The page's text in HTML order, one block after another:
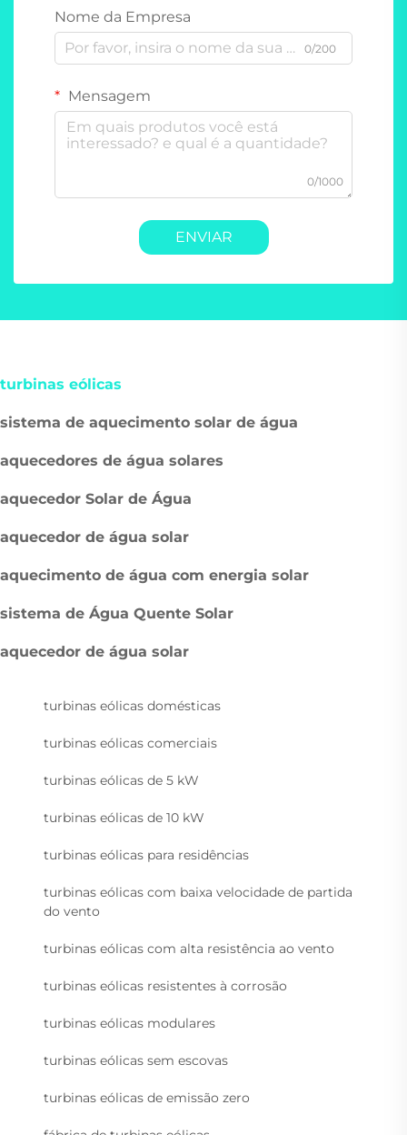
Nome da Empresa
0/200
Mensagem
0/1000
ENVIAR
turbinas eólicas
sistema de aquecimento solar de água
aquecedores de água solares
aquecedor Solar de Água
aquecedor de água solar
aquecimento de água com energia solar
sistema de Água Quente Solar
aquecedor de água solar
turbinas eólicas domésticas
turbinas eólicas comerciais
turbinas eólicas de 5 kW
turbinas eólicas de 10 kW
turbinas eólicas para residências
turbinas eólicas com baixa velocidade de partida
do vento
turbinas eólicas com alta resistência ao vento
turbinas eólicas resistentes à corrosão
turbinas eólicas modulares
turbinas eólicas sem escovas
turbinas eólicas de emissão zero